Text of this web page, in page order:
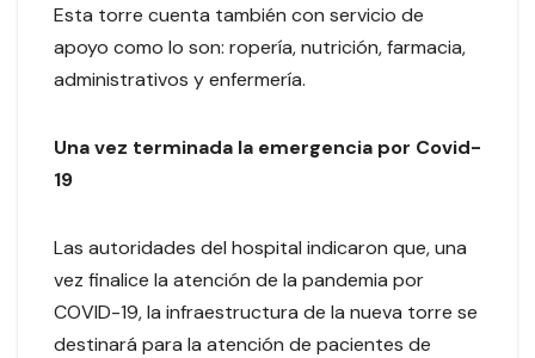
Esta torre cuenta también con servicio de
apoyo como lo son: ropería, nutrición, farmacia,
administrativos y enfermería.
Una vez terminada la emergencia por Covid-
19
Las autoridades del hospital indicaron que, una
vez finalice la atención de la pandemia por
COVID-19, la infraestructura de la nueva torre se
destinará para la atención de pacientes de